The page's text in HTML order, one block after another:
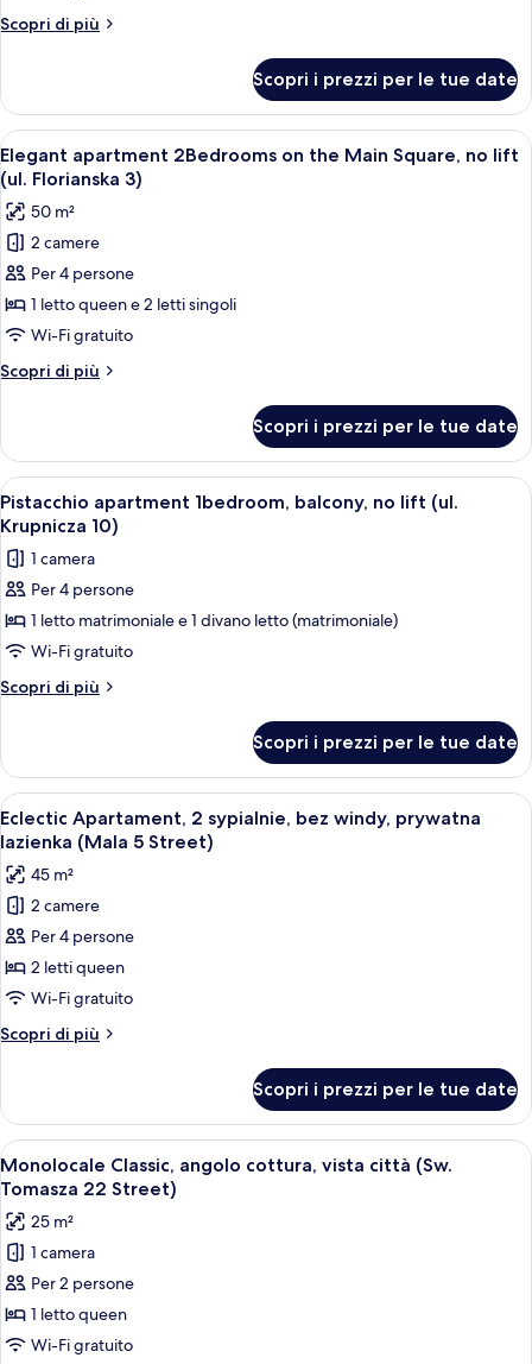
kuchenny
25)
Scopri di più
Altri
Studio,
dla
niepalacych,
aneks
kuchenny
(ul.
Studencka
25)
Scopri i prezzi per le tue date
Apri
tutte
le
foto
per
Elegant
apartment
2Bedrooms
on
the
Square,
no
lift
(ul.
Florianska
3)
Una camera da letto con un grande
18
Elegant apartment 2Bedrooms on the Main Square, no lift
(ul. Florianska 3)
50 m²
2 camere
Per 4 persone
1 letto queen e 2 letti singoli
Wi-Fi gratuito
Scopri di più
Altri
apartment
2Bedrooms
on
the
Main
Square,
no
(ul.
Florianska
Scopri i prezzi per le tue date
Apri
tutte
le
foto
per
Pistacchio
apartment
1bedroom,
lift
(ul.
Krupnicza
10)
Un letto con due cuscini, un
21
Pistacchio apartment 1bedroom, balcony, no lift (ul.
Krupnicza 10)
1 camera
Per 4 persone
1 letto matrimoniale e 1 divano letto (matrimoniale)
Wi-Fi gratuito
Scopri di più
Altri
apartment
1bedroom,
balcony,
no
(ul.
Krupnicza
10)
Scopri i prezzi per le tue date
Apri
tutte
le
foto
per
Eclectic
Apartament,
2
sypialnie,
bez
prywatna
lazienka
(Mala
5
Street)
Un soggiorno moderno con un
25
Eclectic Apartament, 2 sypialnie, bez windy, prywatna
lazienka (Mala 5 Street)
45 m²
2 camere
Per 4 persone
2 letti queen
Wi-Fi gratuito
Scopri di più
Altri
Apartament,
sypialnie,
bez
prywatna
lazienka
(Mala
5
Street)
Scopri i prezzi per le tue date
Apri
tutte
le
foto
per
Monolocale
Classic,
angolo
Una camera d'albergo con un letto,
21
Monolocale Classic, angolo cottura, vista città (Sw.
Tomasza 22 Street)
25 m²
1 camera
Per 2 persone
1 letto queen
Wi-Fi gratuito